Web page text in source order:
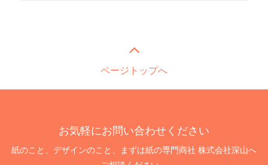
ページトップへ
お気軽にお問い合わせください
紙のこと、デザインのこと、まずは紙の専門商社 株式会社深山へ